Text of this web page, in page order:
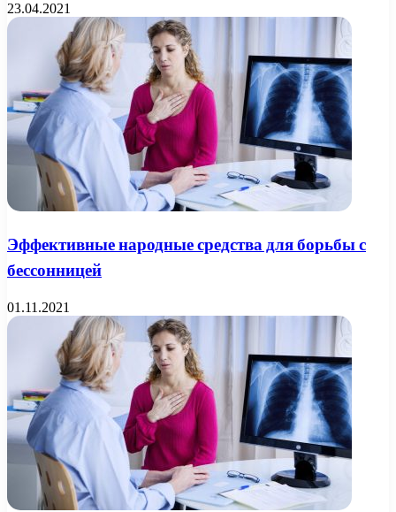
23.04.2021
Эффективные народные средства для борьбы с
бессонницей
01.11.2021